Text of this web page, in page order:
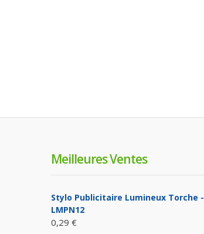
Meilleures Ventes
Stylo Publicitaire Lumineux Torche -
LMPN12
0,29 €